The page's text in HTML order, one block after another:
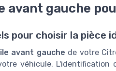
avant gauche
pour choisir la pièce
avant gauche de votre
véhicule. L'identification